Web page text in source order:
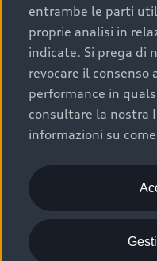
efficienza
componenti
prestazioni affidabili
Acquistare un’auto
Audi che offre l’usato
Scelta :plus, significa
sottoposto a 110
garanzia fino a 4 anni
acquisto.
entrambe le parti
proprie analisi in
indicate. Si prega di
revocare il
performance in
consultare la nostra
informazioni su